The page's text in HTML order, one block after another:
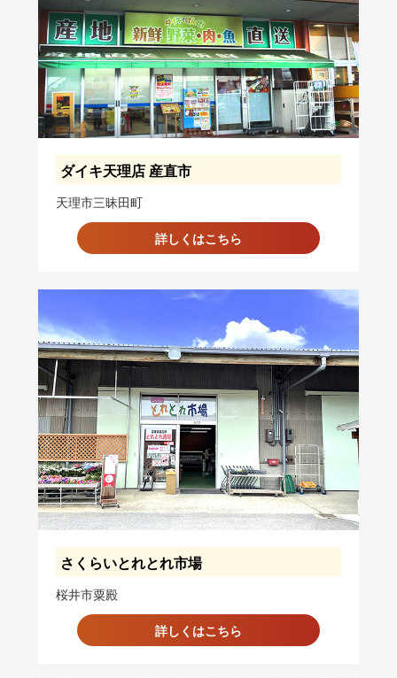
ダイキ天理店 産直市
天理市三昧田町
詳しくはこちら
さくらいとれとれ市場
桜井市粟殿
詳しくはこちら